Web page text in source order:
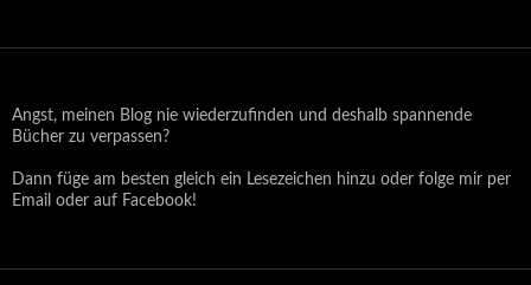
Angst, meinen Blog nie wiederzufinden und deshalb spannende
Bücher zu verpassen?
Dann füge am besten gleich ein Lesezeichen hinzu oder folge mir per
Email oder auf Facebook!